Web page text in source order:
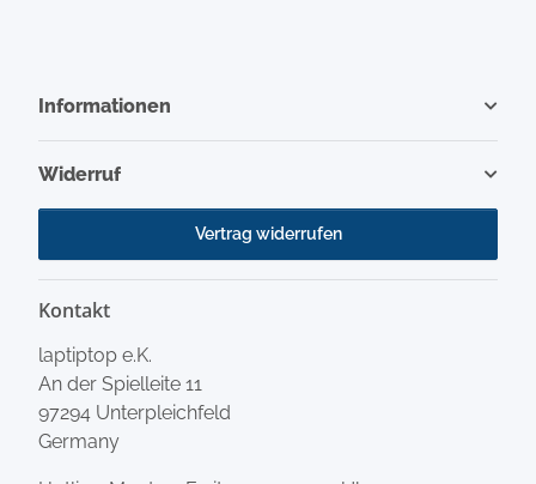
Informationen
Widerruf
Vertrag widerrufen
Kontakt
laptiptop e.K.
An der Spielleite 11
97294 Unterpleichfeld
Germany